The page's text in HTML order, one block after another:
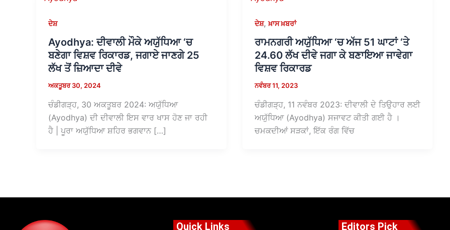
ਦੇਸ਼
Ayodhya: ਦੀਵਾਲੀ ਮੌਕੇ ਅਯੁੱਧਿਆ ‘ਚ
ਬਣੇਗਾ ਵਿਸ਼ਵ ਰਿਕਾਰਡ, ਜਗਾਏ ਜਾਣਗੇ 25
ਲੱਖ ਤੋਂ ਜ਼ਿਆਦਾ ਦੀਵੇ
ਅਕਤੂਬਰ 30, 2024
ਚੰਡੀਗੜ੍ਹ, 30 ਅਕਤੂਬਰ 2024: ਅਯੁੱਧਿਆ
(Ayodhya) ਦੀ ਦੀਵਾਲੀ ਇਸ ਵਾਰ ਖਾਸ ਹੋਣ ਜਾ ਰਹੀ
ਹੈ | ਪੂਰਾ ਅਯੁੱਧਿਆ ਸ਼ਹਿਰ ਭਗਵਾਨ […]
ਦੇਸ਼,ਖ਼ਾਸ ਖ਼ਬਰਾਂ
ਰਾਮਨਗਰੀ ਅਯੁੱਧਿਆ ‘ਚ ਅੱਜ 51 ਘਾਟਾਂ ‘ਤੇ
24.60 ਲੱਖ ਦੀਵੇ ਜਗਾ ਕੇ ਬਣਾਇਆ ਜਾਵੇਗਾ
ਵਿਸ਼ਵ ਰਿਕਾਰਡ
ਨਵੰਬਰ 11, 2023
ਚੰਡੀਗੜ੍ਹ, 11 ਨਵੰਬਰ 2023: ਦੀਵਾਲੀ ਦੇ ਤਿਉਹਾਰ ਲਈ
ਅਯੁੱਧਿਆ (Ayodhya) ਸਜਾਵਟ ਕੀਤੀ ਗਈ ਹੈ ।
ਚਮਕਦੀਆਂ ਸੜਕਾਂ, ਇੱਕ ਰੰਗ ਵਿੱਚ
Quick Links Editors Pick